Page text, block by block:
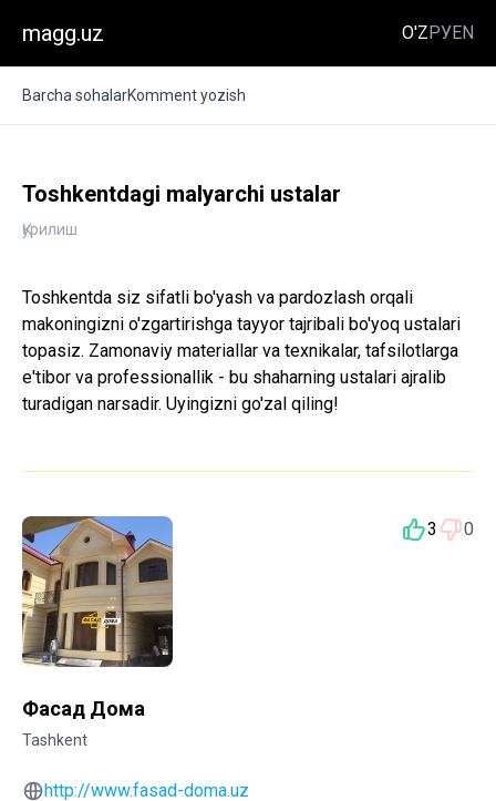
magg.uz O'ZРУEN
Barcha sohalarKomment yozish
Toshkentdagi malyarchi ustalar
Қурилиш
Toshkentda siz sifatli bo'yash va pardozlash orqali
makoningizni o'zgartirishga tayyor tajribali bo'yoq ustalari
topasiz. Zamonaviy materiallar va texnikalar, tafsilotlarga
e'tibor va professionallik - bu shaharning ustalari ajralib
turadigan narsadir. Uyingizni go'zal qiling!
3 0
Фасад Дома
Tashkent
http://www.fasad-doma.uz